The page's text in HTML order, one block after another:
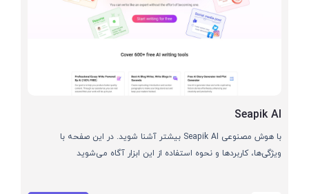
Seapik AI
با هوش مصنوعی Seapik AI بیشتر آشنا شوید. در این صفحه با
ویژگی‌ها، کاربردها و نحوه استفاده از این ابزار آگاه می‌شوید